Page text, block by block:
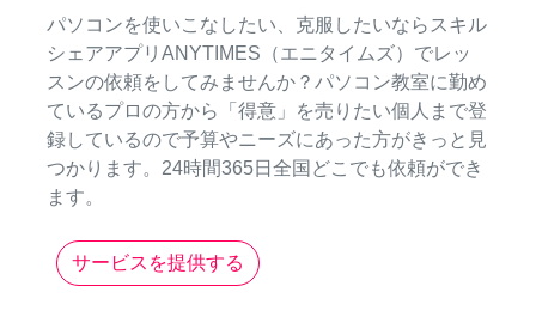
パソコンを使いこなしたい、克服したいならスキル
シェアアプリANYTIMES（エニタイムズ）でレッ
スンの依頼をしてみませんか？パソコン教室に勤め
ているプロの方から「得意」を売りたい個人まで登
録しているので予算やニーズにあった方がきっと見
つかります。24時間365日全国どこでも依頼ができ
ます。
サービスを提供する